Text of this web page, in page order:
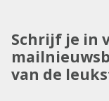
Schrijf je in
van de